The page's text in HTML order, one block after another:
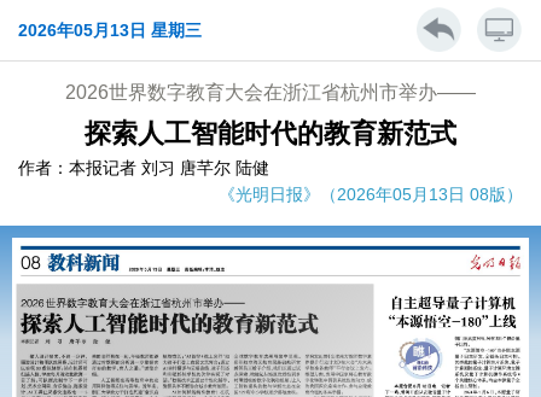
2026年05月13日 星期三
2026世界数字教育大会在浙江省杭州市举办——
探索人工智能时代的教育新范式
作者：本报记者 刘习 唐芊尔 陆健
《光明日报》（2026年05月13日 08版）